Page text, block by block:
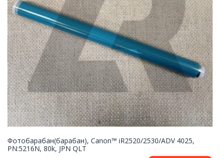
Фотобарабан(барабан), Canon™ iR2520/2530/ADV 4025,
PN:5216N, 80k, JPN QLT